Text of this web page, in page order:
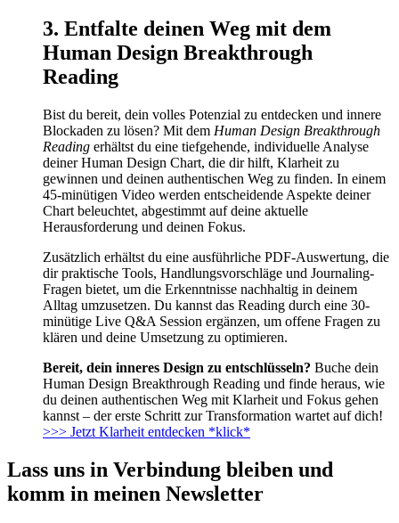
3. Entfalte deinen Weg mit dem
Human Design Breakthrough
Reading
Bist du bereit, dein volles Potenzial zu entdecken und innere
Blockaden zu lösen? Mit dem Human Design Breakthrough
Reading erhältst du eine tiefgehende, individuelle Analyse
deiner Human Design Chart, die dir hilft, Klarheit zu
gewinnen und deinen authentischen Weg zu finden. In einem
45-minütigen Video werden entscheidende Aspekte deiner
Chart beleuchtet, abgestimmt auf deine aktuelle
Herausforderung und deinen Fokus.
Zusätzlich erhältst du eine ausführliche PDF-Auswertung, die
dir praktische Tools, Handlungsvorschläge und Journaling-
Fragen bietet, um die Erkenntnisse nachhaltig in deinem
Alltag umzusetzen. Du kannst das Reading durch eine 30-
minütige Live Q&A Session ergänzen, um offene Fragen zu
klären und deine Umsetzung zu optimieren.
Bereit, dein inneres Design zu entschlüsseln? Buche dein
Human Design Breakthrough Reading und finde heraus, wie
du deinen authentischen Weg mit Klarheit und Fokus gehen
kannst – der erste Schritt zur Transformation wartet auf dich!
>>> Jetzt Klarheit entdecken *klick*
Lass uns in Verbindung bleiben und
komm in meinen Newsletter